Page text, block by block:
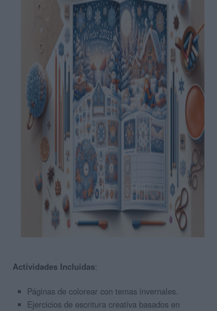
Actividades Incluidas:
Páginas de colorear con temas invernales.
Ejercicios de escritura creativa basados en